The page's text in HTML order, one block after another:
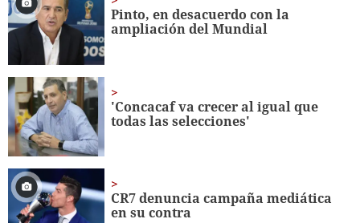
minute,
56
seconds
Pinto, en desacuerdo con la
ampliación del Mundial
'Concacaf va crecer al igual que
todas las selecciones'
CR7 denuncia campaña mediática
en su contra